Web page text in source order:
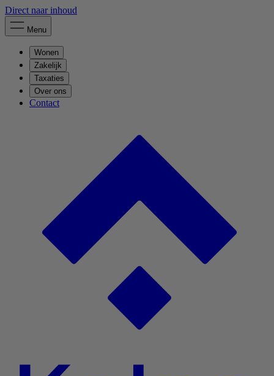
Direct naar inhoud
Menu
Wonen
Zakelijk
Taxaties
Over ons
Contact